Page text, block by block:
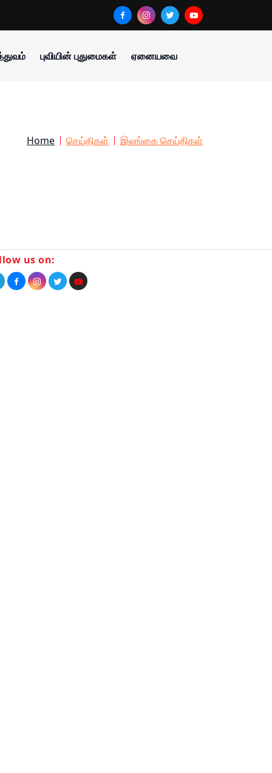
புவியின் புதுமைகள் ஏனையவை
Home செய்திகள் இலங்கை செய்திகள்
us on: